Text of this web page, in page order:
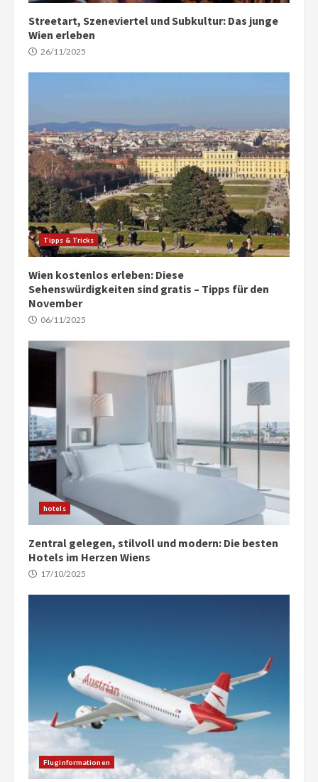
Streetart, Szeneviertel und Subkultur: Das junge
Wien erleben
26/11/2025
Tipps & Tricks
Wien kostenlos erleben: Diese
Sehenswürdigkeiten sind gratis – Tipps für den
November
06/11/2025
hotels
Zentral gelegen, stilvoll und modern: Die besten
Hotels im Herzen Wiens
17/10/2025
Fluginformationen